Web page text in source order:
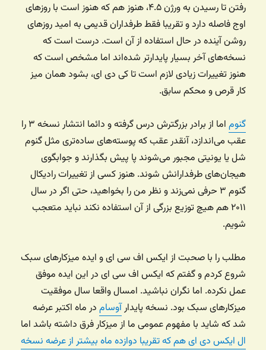
رفتن تا رسیدن به ورژن ۴.۵، هنوز هم که هنوز است با روزهای
اوج فاصله دارد و تقریبا فقط طرفداران قدیمی به امید روزهای
روشن آینده در حال استفاده از آن است. درست است که
نسخه‌های آخر بسیار پایدارتر شده‌اند اما مشخص است که
هنوز تغییرات زیادی لازم است تا کی دی ای، بشود همان میز
کار قرص و محکم سابق.
گنوم
اما از برادر بزرگترش درس گرفته و دائما انتشار نسخه ۳ را
عقب می‌اندازد، آنقدر عقب که پوسته‌های ساده‌تری مثل گنوم
شل یا یونیتی مجبور می‌شوند پا پیش بگذارند و جوابگوی
هیجان‌های طرفدارانش شوند. هنوز کسی از تغییرات رادیکال
گنوم ۳ حرفی نمی‌زند و نظر من را بخواهید، حتی اگر در سال
۲۰۱۱ هم هیچ توزیع بزرگی از آن استفاده نکند نباید متعجب
شویم.
مطلب را با صحبت از ایکس اف سی ای و ایده میزکارهای سبک
شروع کردم و گفتم که ایکس اف سی ای در این ایده موفق
عمل نکرده. اما نگران نباشید. امسال واقعا سال موفقیت
میزکارهای سبک بود. نسخه پایدارآوسام در ماه اکتبر عرضه
شد که شاید با مفهوم عمومی ما از میزکار فرق داشته باشد اما
ال ایکس دی ای هم که تقریبا دوازده ماه بیشتر از عرضه نسخه